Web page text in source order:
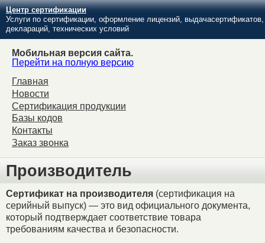
Центр сертификации
Услуги по сертификации, оформление лицензий, выдачасертификатов,
деклараций, технических условий
Мобильная версия сайта.
Перейти на полную версию
Главная
Новости
Сертификация продукции
Базы кодов
Контакты
Заказ звонка
Производитель
Сертификат на производителя (сертификация на
серийный выпуск) — это вид официального документа,
который подтверждает соответствие товара
требованиям качества и безопасности.